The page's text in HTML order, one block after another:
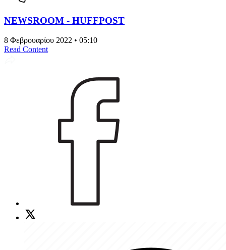
NEWSROOM - HUFFPOST
8 Φεβρουαρίου 2022 • 05:10
Read Content